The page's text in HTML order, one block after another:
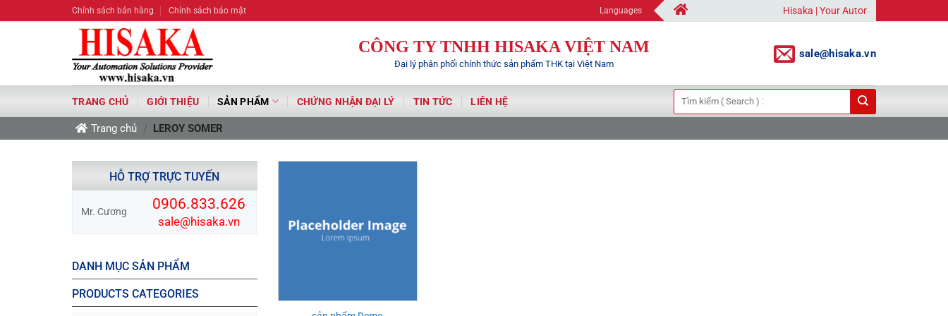
qua
Chính sách bán hàng Chính sách bảo mật Languages Hisaka | Your Automation Solutions Provider
CÔNG TY TNHH HISAKA VIỆT NAM
Đại lý phân phối chính thức sản phẩm THK tại Việt Nam
sale@hisaka.vn
TRANG CHỦ GIỚI THIỆU SẢN PHẨM CHỨNG NHẬN ĐẠI LÝ TIN TỨC LIÊN HỆ
Tìm
kiếm:
Trang chủ / LEROY SOMER
HỖ TRỢ TRỰC TUYẾN
Mr. Cương 0906.833.626
sale@hisaka.vn
DANH MỤC SẢN PHẨM
PRODUCTS CATEGORIES